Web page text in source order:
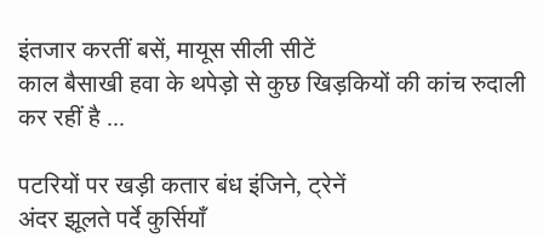
इंतजार करतीं बसें, मायूस सीली सीटें
काल बैसाखी हवा के थपेड़ो से कुछ खिड़कियों की कांच रुदाली
कर रहीं है ...
पटरियों पर खड़ी कतार बंध इंजिने, ट्रेनें
अंदर झूलते पर्दे कुर्सियाँ